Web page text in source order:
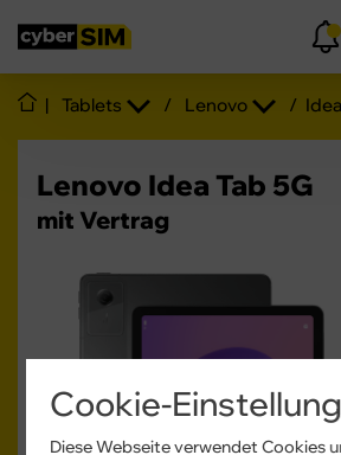
| Tablets / Lenovo /
Lenovo Idea Tab 5G
mit Vertrag
Cookie-
Diese Webseite verwendet Cookies